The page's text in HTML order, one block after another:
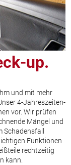
up.
und mit mehr
4-Jahreszeiten-
vor. Wir prüfen
Mängel und
Schadensfall
Funktionen
rechtzeitig
kann.